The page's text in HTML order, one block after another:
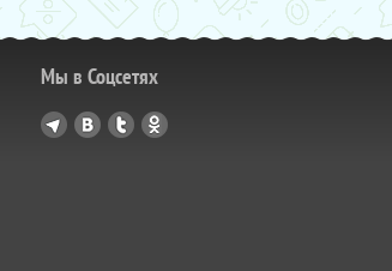
Мы в Соцсетях